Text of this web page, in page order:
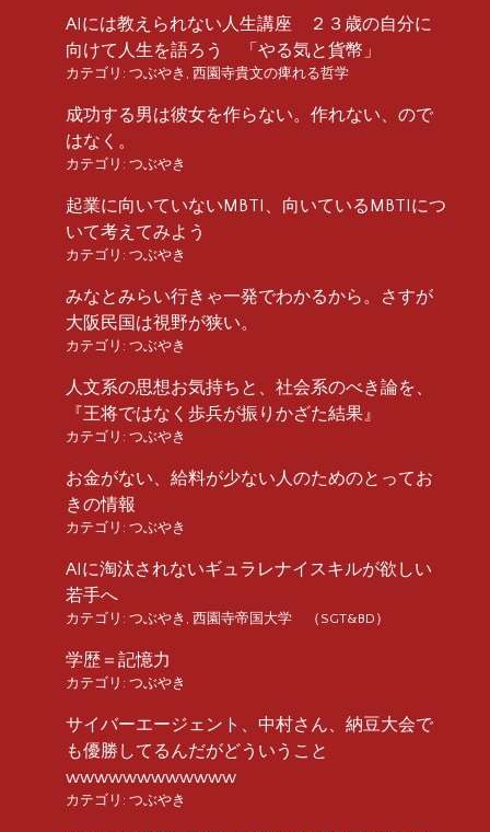
AIには教えられない人生講座 ２３歳の自分に
向けて人生を語ろう 「やる気と貨幣」
カテゴリ: つぶやき , 西園寺貴文の痺れる哲学
成功する男は彼女を作らない。作れない、ので
はなく。
カテゴリ: つぶやき
起業に向いていないMBTI、向いているMBTIにつ
いて考えてみよう
カテゴリ: つぶやき
みなとみらい行きゃ一発でわかるから。さすが
大阪民国は視野が狭い。
カテゴリ: つぶやき
人文系の思想お気持ちと、社会系のべき論を、
『王将ではなく歩兵が振りかざた結果』
カテゴリ: つぶやき
お金がない、給料が少ない人のためのとってお
きの情報
カテゴリ: つぶやき
AIに淘汰されないギュラレナイスキルが欲しい
若手へ
カテゴリ: つぶやき , 西園寺帝国大学 （SGT&BD）
学歴＝記憶力
カテゴリ: つぶやき
サイバーエージェント、中村さん、納豆大会で
も優勝してるんだがどういうこと
wwwwwwwwwwww
カテゴリ: つぶやき